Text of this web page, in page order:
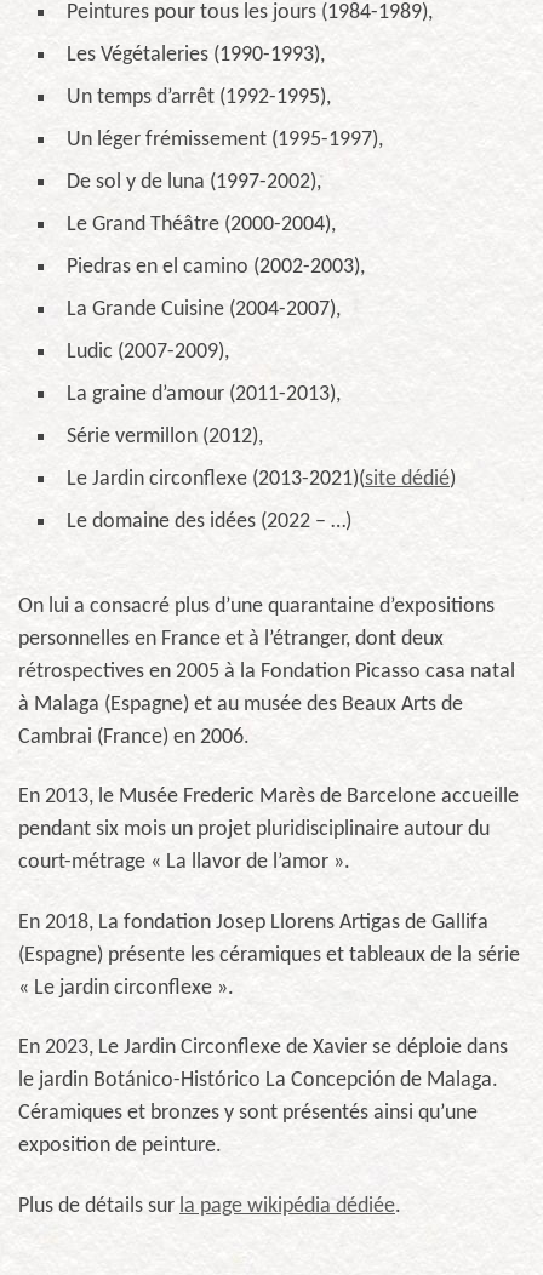
Peintures pour tous les jours (1984-1989),
Les Végétaleries (1990-1993),
Un temps d’arrêt (1992-1995),
Un léger frémissement (1995-1997),
De sol y de luna (1997-2002),
Le Grand Théâtre (2000-2004),
Piedras en el camino (2002-2003),
La Grande Cuisine (2004-2007),
Ludic (2007-2009),
La graine d’amour (2011-2013),
Série vermillon (2012),
Le Jardin circonflexe (2013-2021)(site dédié)
Le domaine des idées (2022 – …)
On lui a consacré plus d’une quarantaine d’expositions
personnelles en France et à l’étranger, dont deux
rétrospectives en 2005 à la Fondation Picasso casa natal
à Malaga (Espagne) et au musée des Beaux Arts de
Cambrai (France) en 2006.
En 2013, le Musée Frederic Marès de Barcelone accueille
pendant six mois un projet pluridisciplinaire autour du
court-métrage « La llavor de l’amor ».
En 2018, La fondation Josep Llorens Artigas de Gallifa
(Espagne) présente les céramiques et tableaux de la série
« Le jardin circonflexe ».
En 2023, Le Jardin Circonflexe de Xavier se déploie dans
le jardin Botánico-Histórico La Concepción de Malaga.
Céramiques et bronzes y sont présentés ainsi qu’une
exposition de peinture.
Plus de détails sur la page wikipédia dédiée.